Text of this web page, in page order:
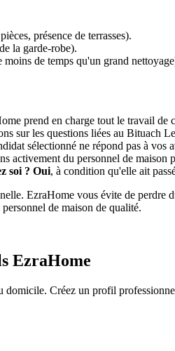
présence de terrasses).
la garde-robe).
de temps qu'un grand
prend en charge tout le travail de
sur les questions liées au Bituach
sélectionné ne répond pas à vos
activement du personnel de maison
soi ? Oui, à condition qu'elle ait
EzraHome vous évite de
de maison de qualité.
EzraHome
Créez un profil